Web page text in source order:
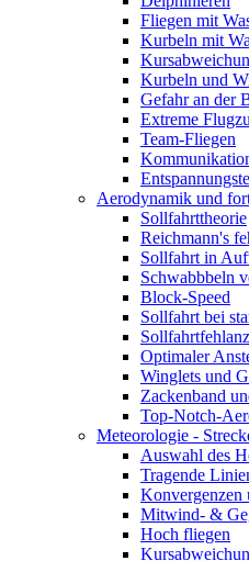
Fliegen mit
Kurbeln mit
Kurbeln und
Gefahr an der
Extreme
Team-Fliegen
Aerodynamik und
Sollfahrttheorie
Reichmann's
Sollfahrt in
Schwabbbeln
Block-Speed
Sollfahrt bei
Optimaler
Winglets und
Zackenband
Top-Notch-
Meteorologie -
Auswahl des
Tragende
Konvergenzen
Mitwind- &
Hoch fliegen